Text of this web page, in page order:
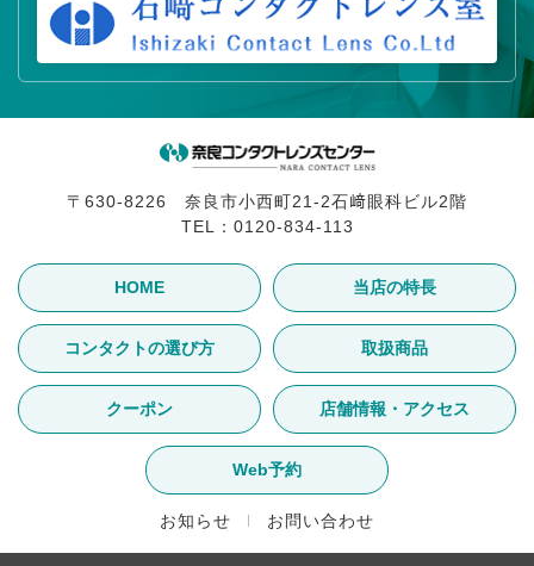
〒630-8226 奈良市小西町21-2石﨑眼科ビル2階
TEL： 0120-834-113
HOME 当店の特長
コンタクトの選び方 取扱商品
クーポン 店舗情報・アクセス
Web予約
お知らせ お問い合わせ